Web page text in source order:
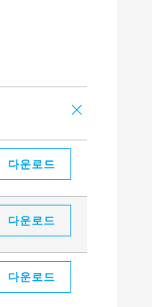
다운로드
다운로드
다운로드